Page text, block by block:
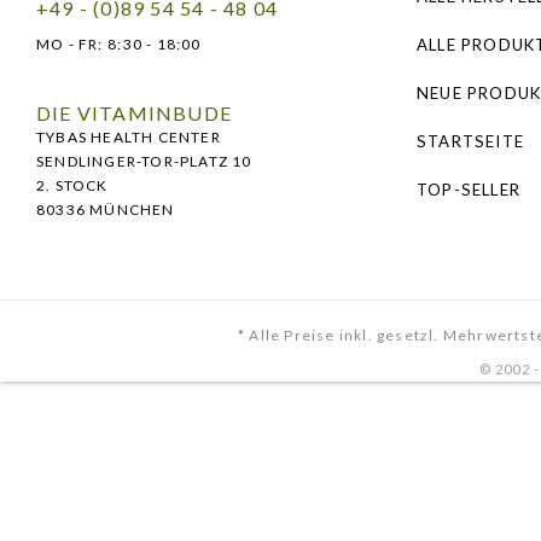
Weitere
+49 - (0)89 54 54 - 48 04
MO - FR: 8:30 - 18:00
DIE VITAMINBUDE
TYBAS HEALTH CENTER
SENDLINGER-TOR-PLATZ 10
2. STOCK
80336 MÜNCHEN
ALLE
NEUE
STARTSEITE
TOP-SELLER
* Alle Preise inkl. gesetzl.
© 2002